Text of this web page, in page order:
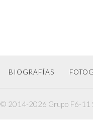
BIOGRAFÍAS
© 2014-2026 Grupo F6-11